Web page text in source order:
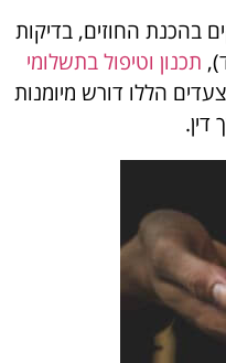
בהכנת החוזים, בדיקות
תכנון וטיפול בתשלומי
הללו דורש מיומנות
דין.